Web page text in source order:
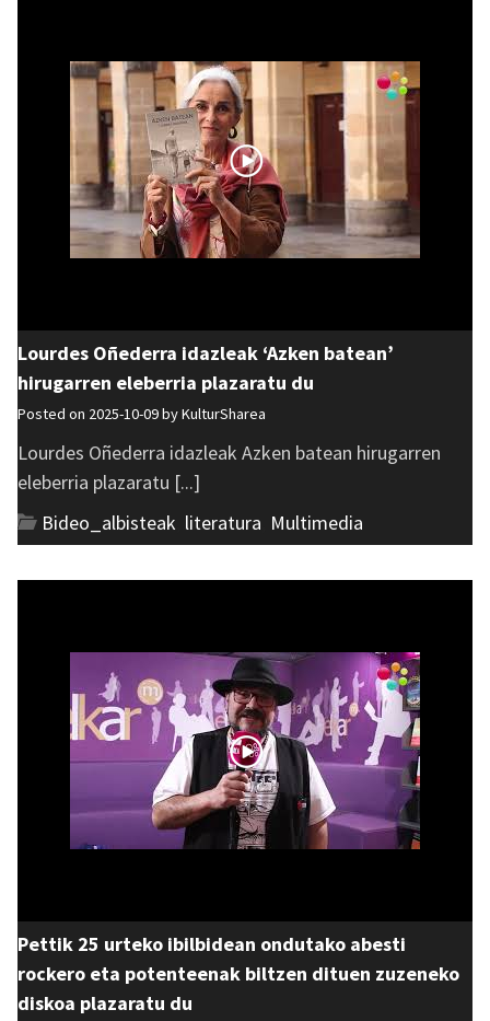
Lourdes Oñederra idazleak ‘Azken batean’
hirugarren eleberria plazaratu du
Posted on 2025-10-09 byKulturSharea
Lourdes Oñederra idazleak Azken batean hirugarren
eleberria plazaratu [...]
Bideo_albisteak literatura Multimedia
Pettik 25 urteko ibilbidean ondutako abesti
rockero eta potenteenak biltzen dituen zuzeneko
diskoa plazaratu du